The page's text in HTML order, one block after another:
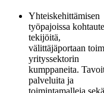
Yhteiskehittämisen
työpajoissa
tekijöitä,
välittäjäportaan
yrityssektorin
kumppaneita.
palveluita ja
toimintamalleja